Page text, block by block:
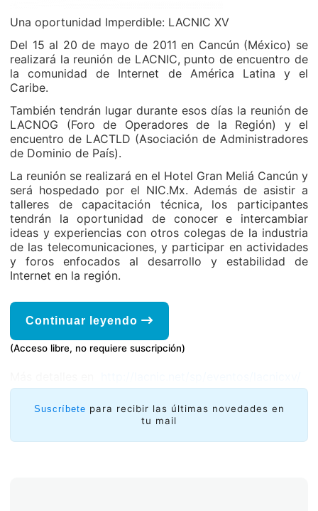
Una oportunidad Imperdible: LACNIC XV
Del 15 al 20 de mayo de 2011 en Cancún (México) se
realizará la reunión de LACNIC, punto de encuentro de
la comunidad de Internet de América Latina y el
Caribe.
También tendrán lugar durante esos días la reunión de
LACNOG (Foro de Operadores de la Región) y el
encuentro de LACTLD (Asociación de Administradores
de Dominio de País).
La reunión se realizará en el Hotel Gran Meliá Cancún y
será hospedado por el NIC.Mx. Además de asistir a
talleres de capacitación técnica, los participantes
tendrán la oportunidad de conocer e intercambiar
ideas y experiencias con otros colegas de la industria
de las telecomunicaciones, y participar en actividades
y foros enfocados al desarrollo y estabilidad de
Internet en la región.
Continuar leyendo
(Acceso libre, no requiere suscripción)
Suscríbete para recibir las últimas novedades en
tu mail